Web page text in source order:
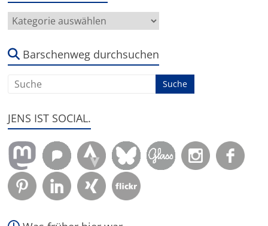
Hier
geht
um:Barschenweg durchsuchen
JENS IST SOCIAL.